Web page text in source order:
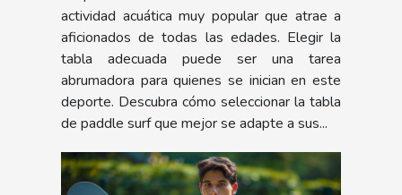
actividad acuática muy popular que atrae a
aficionados de todas las edades. Elegir la
tabla adecuada puede ser una tarea
abrumadora para quienes se inician en este
deporte. Descubra cómo seleccionar la tabla
de paddle surf que mejor se adapte a sus...